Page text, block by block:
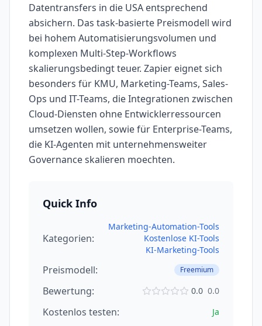
Datentransfers in die USA entsprechend
absichern. Das task-basierte Preismodell wird
bei hohem Automatisierungsvolumen und
komplexen Multi-Step-Workflows
skalierungsbedingt teuer. Zapier eignet sich
besonders für KMU, Marketing-Teams, Sales-
Ops und IT-Teams, die Integrationen zwischen
Cloud-Diensten ohne Entwicklerressourcen
umsetzen wollen, sowie für Enterprise-Teams,
die KI-Agenten mit unternehmensweiter
Governance skalieren moechten.
Quick Info
Kategorien:
Marketing-Automation-Tools
Kostenlose KI-Tools
KI-Marketing-Tools
Preismodell: Freemium
Bewertung: 0.0 0.0
Kostenlos testen: Ja